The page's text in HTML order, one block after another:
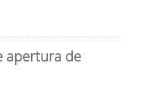
apertura de